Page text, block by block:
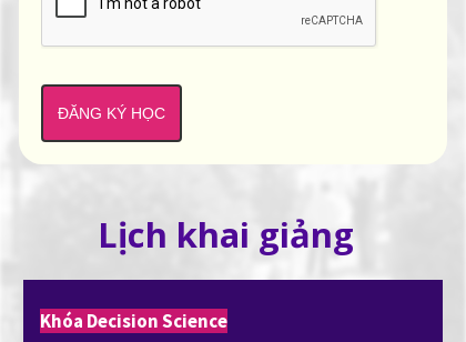
Khóa Decision Science
Lịch khai giảng
ĐĂNG KÝ HỌC